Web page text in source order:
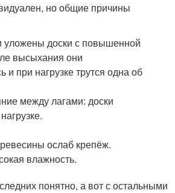
но общие причины
уложены доски с повышенной
высыхания они
при нагрузке трутся одна об
между лагами: доски
ослаб крепёж.
влажность.
понятно, а вот с остальными